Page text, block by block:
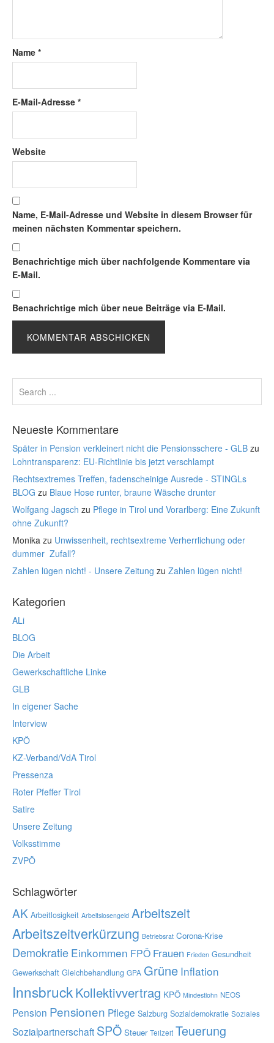
Name *
E-Mail-Adresse *
Website
Name, E-Mail-Adresse und Website in diesem Browser für
meinen nächsten Kommentar speichern.
Benachrichtige mich über nachfolgende Kommentare via
E-Mail.
Benachrichtige mich über neue Beiträge via E-Mail.
Neueste Kommentare
Später in Pension verkleinert nicht die Pensionsschere - GLB zu
Lohntransparenz: EU-Richtlinie bis jetzt verschlampt
Rechtsextremes Treffen, fadenscheinige Ausrede - STINGLs
BLOG zu Blaue Hose runter, braune Wäsche drunter
Wolfgang Jagsch zu Pflege in Tirol und Vorarlberg: Eine Zukunft
ohne Zukunft?
Monika zu Unwissenheit, rechtsextreme Verherrlichung oder
dummer Zufall?
Zahlen lügen nicht! - Unsere Zeitung zu Zahlen lügen nicht!
Kategorien
ALi
BLOG
Die Arbeit
Gewerkschaftliche Linke
GLB
In eigener Sache
Interview
KPÖ
KZ-Verband/VdA Tirol
Pressenza
Roter Pfeffer Tirol
Satire
Unsere Zeitung
Volksstimme
ZVPÖ
Schlagwörter
AK Arbeitlosigkeit Arbeitslosengeld Arbeitszeit
Arbeitszeitverkürzung Betriebsrat Corona-Krise
Demokratie Einkommen FPÖ Frauen Frieden Gesundheit
Gewerkschaft Gleichbehandlung GPA Grüne Inflation
InnsbruckKollektivvertrag KPÖ Mindestlohn NEOS
Pension Pensionen Pflege Salzburg Sozialdemokratie Soziales
Sozialpartnerschaft SPÖ Steuer Teilzeit Teuerung